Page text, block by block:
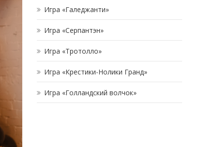
Игра «Галеджанти»
Игра «Серпантэн»
Игра «Тротолло»
Игра «Крестики-Нолики Гранд»
Игра «Голландский волчок»